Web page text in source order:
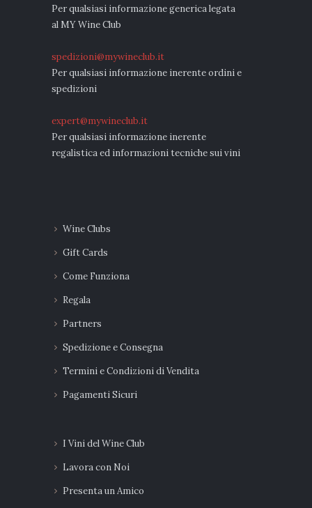
Per qualsiasi informazione generica legata
al MY Wine Club
spedizioni@mywineclub.it
Per qualsiasi informazione inerente ordini e
spedizioni
expert@mywineclub.it
Per qualsiasi informazione inerente
regalistica ed informazioni tecniche sui vini
Wine Clubs
Gift Cards
Come Funziona
Regala
Partners
Spedizione e Consegna
Termini e Condizioni di Vendita
Pagamenti Sicuri
I Vini del Wine Club
Lavora con Noi
Presenta un Amico